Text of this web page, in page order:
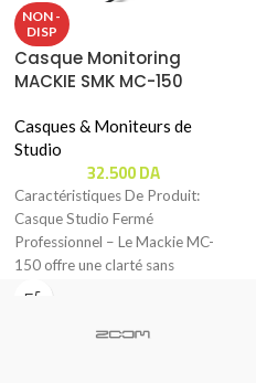
NON -
DISP
Casque Monitoring
MACKIE SMK MC-150
Casques & Moniteurs de
Studio
32.500DA
Caractéristiques De Produit:
Casque Studio Fermé
Professionnel – Le Mackie MC-
150 offre une clarté sans
précédent grâce à ses